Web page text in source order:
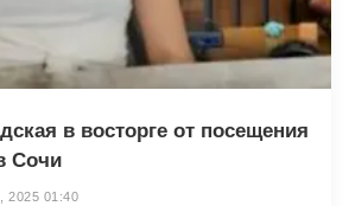
в восторге от посещения
Сочи
01:40